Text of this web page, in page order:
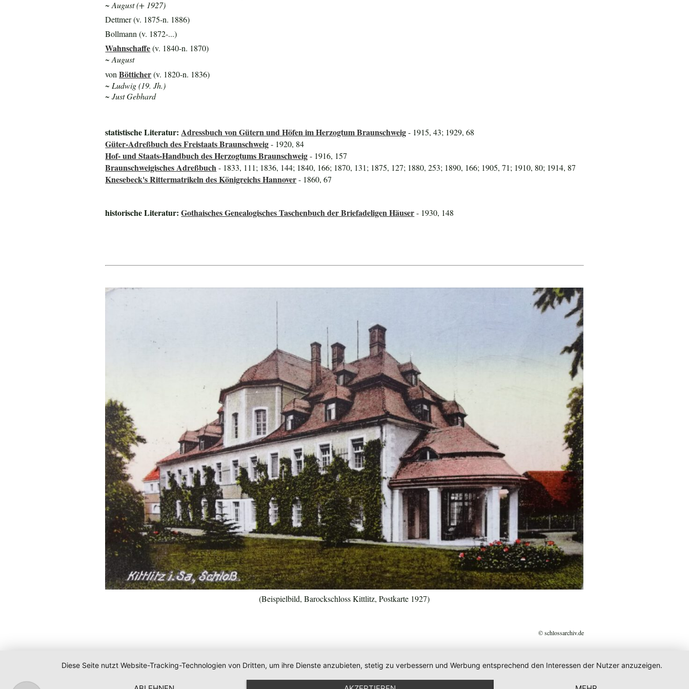
~ August (+ 1927)
Dettmer (v. 1875-n. 1886)
Bollmann (v. 1872-...)
Wahnschaffe(v. 1840-n. 1870)
~ August
vonBötticher(v. 1820-n. 1836)
~ Ludwig (19. Jh.)
~ Just Gebhard
statistische Literatur:Adressbuch von Gütern und Höfen im Herzogtum Braunschweig- 1915, 43; 1929, 68
Güter-Adreßbuch des Freistaats Braunschweig- 1920, 84
Hof- und Staats-Handbuch des Herzogtums Braunschweig- 1916, 157
Braunschweigisches Adreßbuch- 1833, 111; 1836, 144; 1840, 166; 1870, 131; 1875, 127; 1880, 253; 1890, 166; 1905, 71; 1910, 80; 1914, 87
Knesebeck's Rittermatrikeln des Königreichs Hannover- 1860, 67
historische Literatur:Gothaisches Genealogisches Taschenbuch der Briefadeligen Häuser- 1930, 148
(Beispielbild, Barockschloss Kittlitz, Postkarte 1927)
© schlossarchiv.de
Diese Seite nutzt Website-Tracking-Technologien von Dritten, um ihre Dienste anzubieten, stetig zu verbessern und Werbung entsprechend den Interessen der Nutzer anzuzeigen.